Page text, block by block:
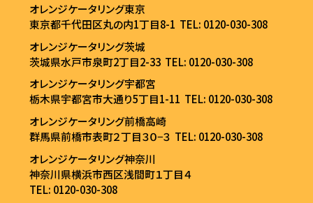
オレンジケータリング東京
東京都千代田区丸の内1丁目8-1 TEL: 0120-030-308
オレンジケータリング茨城
茨城県水戸市泉町2丁目2-33 TEL: 0120-030-308
オレンジケータリング宇都宮
栃木県宇都宮市大通り5丁目1-11 TEL: 0120-030-308
オレンジケータリング前橋高崎
群馬県前橋市表町２丁目３０−３ TEL: 0120-030-308
オレンジケータリング神奈川
神奈川県横浜市西区浅間町１丁目４
TEL: 0120-030-308